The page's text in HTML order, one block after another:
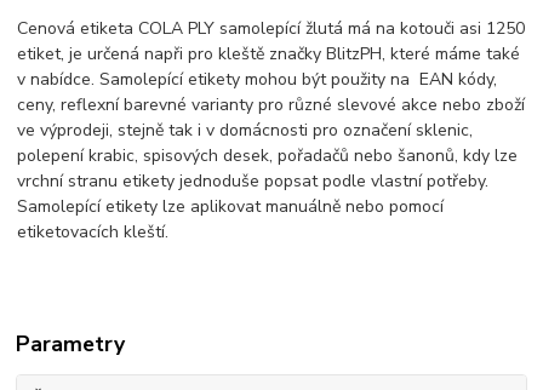
Cenová etiketa COLA PLY samolepící žlutá má na kotouči asi 1250
etiket, je určená napři pro kleště značky BlitzPH, které máme také
v nabídce. Samolepící etikety mohou být použity na EAN kódy,
ceny, reflexní barevné varianty pro různé slevové akce nebo zboží
ve výprodeji, stejně tak i v domácnosti pro označení sklenic,
polepení krabic, spisových desek, pořadačů nebo šanonů, kdy lze
vrchní stranu etikety jednoduše popsat podle vlastní potřeby.
Samolepící etikety lze aplikovat manuálně nebo pomocí
etiketovacích kleští.
Parametry